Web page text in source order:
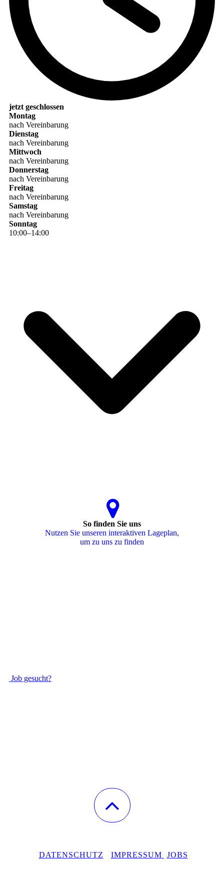
jetzt geschlossen
Montag
nach Vereinbarung
Dienstag
nach Vereinbarung
Mittwoch
nach Vereinbarung
Donnerstag
nach Vereinbarung
Freitag
nach Vereinbarung
Samstag
nach Vereinbarung
Sonntag
10:00–14:00
So finden Sie uns
Nutzen Sie unseren interaktiven La­ge­plan,
um zu uns zu finden
Job gesucht?
DATENSCHUTZ IMPRESSUM JOBS